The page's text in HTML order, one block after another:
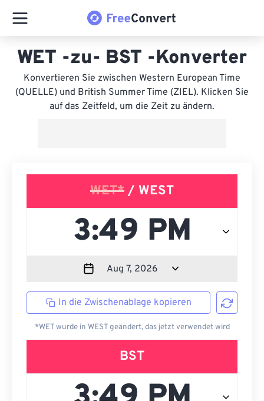
WET -zu- BST -Konverter
Konvertieren Sie zwischen Western European Time
(QUELLE) und British Summer Time (ZIEL). Klicken Sie
auf das Zeitfeld, um die Zeit zu ändern.
WET* / WEST
In die Zwischenablage kopieren
*WET wurde in WEST geändert, das jetzt verwendet wird
BST